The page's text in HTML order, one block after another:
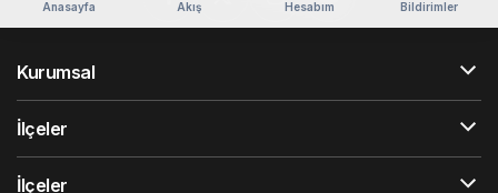
Anasayfa Akış Hesabım Bildirimler
Kurumsal
İlçeler
İlçeler